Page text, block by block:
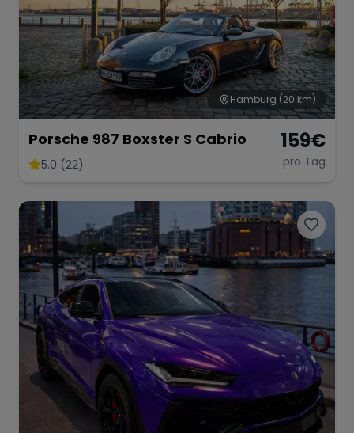
Hamburg (20 km)
Porsche 987 Boxster S Cabrio
5.0 (22)
159€
pro Tag